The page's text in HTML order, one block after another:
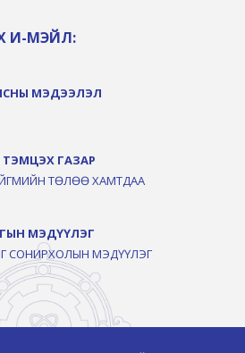
И-МЭЙЛ:
МЭДЭЭЛЭЛ
ГАЗАР
ТӨЛӨӨ ХАМТДАА
МЭДҮҮЛЭГ
СОНИРХОЛЫН МЭДҮҮЛЭГ